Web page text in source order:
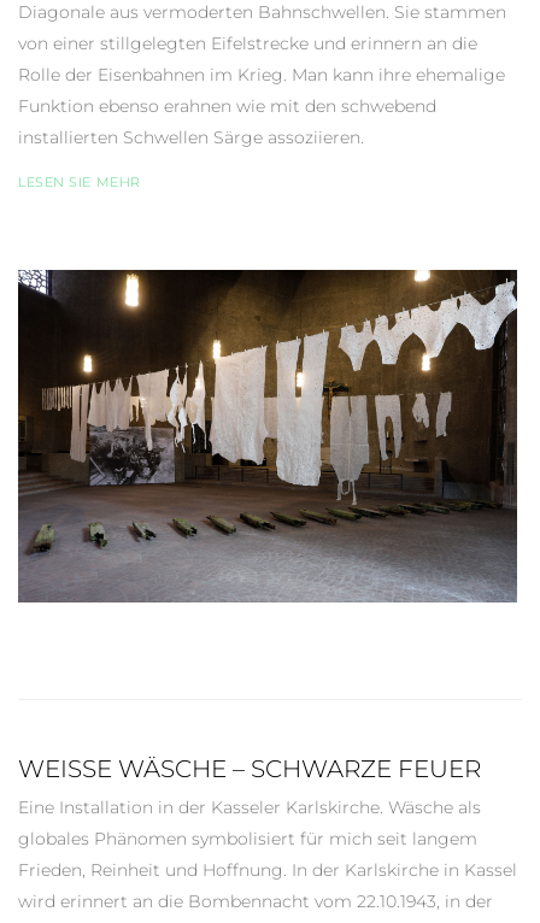
Diagonale aus vermoderten Bahnschwellen. Sie stammen
von einer stillgelegten Eifelstrecke und erinnern an die
Rolle der Eisenbahnen im Krieg. Man kann ihre ehemalige
Funktion ebenso erahnen wie mit den schwebend
installierten Schwellen Särge assoziieren.
LESEN SIE MEHR
WEISSE WÄSCHE – SCHWARZE FEUER
Eine Installation in der Kasseler Karlskirche. Wäsche als
globales Phänomen symbolisiert für mich seit langem
Frieden, Reinheit und Hoffnung. In der Karlskirche in Kassel
wird erinnert an die Bombennacht vom 22.10.1943, in der